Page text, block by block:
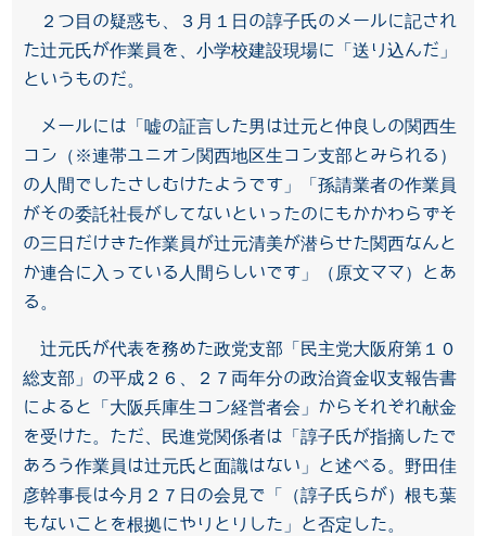
２つ目の疑惑も、３月１日の諄子氏のメールに記され
た辻元氏が作業員を、小学校建設現場に「送り込んだ」
というものだ。
メールには「嘘の証言した男は辻元と仲良しの関西生
コン（※連帯ユニオン関西地区生コン支部とみられる）
の人間でしたさしむけたようです」「孫請業者の作業員
がその委託社長がしてないといったのにもかかわらずそ
の三日だけきた作業員が辻元清美が潜らせた関西なんと
か連合に入っている人間らしいです」（原文ママ）とあ
る。
辻元氏が代表を務めた政党支部「民主党大阪府第１０
総支部」の平成２６、２７両年分の政治資金収支報告書
によると「大阪兵庫生コン経営者会」からそれぞれ献金
を受けた。ただ、民進党関係者は「諄子氏が指摘したで
あろう作業員は辻元氏と面識はない」と述べる。野田佳
彦幹事長は今月２７日の会見で「（諄子氏らが）根も葉
もないことを根拠にやりとりした」と否定した。